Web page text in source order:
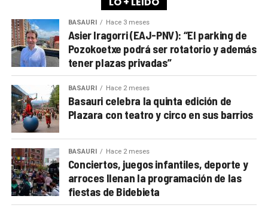
BASAURI Hace 3 meses
Asier Iragorri (EAJ-PNV): “El parking de
Pozokoetxe podrá ser rotatorio y además
tener plazas privadas”
BASAURI Hace 2 meses
Basauri celebra la quinta edición de
Plazara con teatro y circo en sus barrios
BASAURI Hace 2 meses
Conciertos, juegos infantiles, deporte y
arroces llenan la programación de las
fiestas de Bidebieta